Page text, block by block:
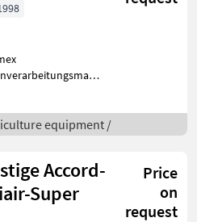
equipment /
Accord-
Super
Price
on
request